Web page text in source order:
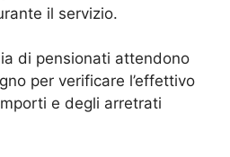
il servizio.
di pensionati attendono
per verificare l’effettivo
e degli arretrati